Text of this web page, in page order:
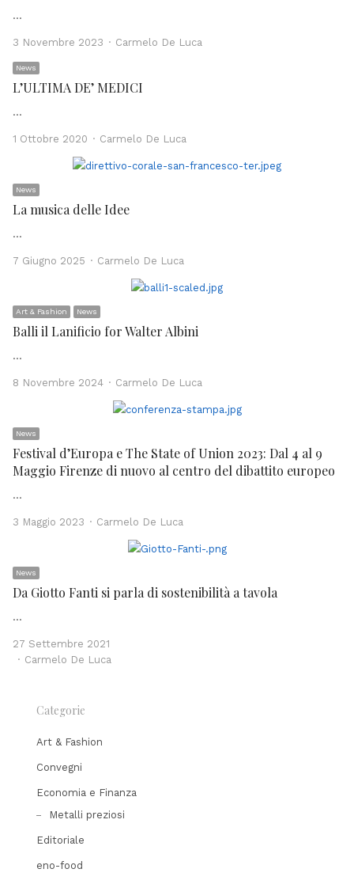
…
3 Novembre 2023 Author
Carmelo De Luca
News
L’ULTIMA DE’ MEDICI
…
1 Ottobre 2020 Author
Carmelo De Luca
News
La musica delle Idee
…
7 Giugno 2025 Author
Carmelo De Luca
Art & Fashion News
Balli il Lanificio for Walter Albini
…
8 Novembre 2024 Author
Carmelo De Luca
News
Festival d’Europa e The State of Union 2023: Dal 4 al 9
Maggio Firenze di nuovo al centro del dibattito europeo
…
3 Maggio 2023 Author
Carmelo De Luca
News
Da Giotto Fanti si parla di sostenibilità a tavola
…
27 Settembre 2021
Author
Carmelo De Luca
Categorie
Art & Fashion
Convegni
Economia e Finanza
Metalli preziosi
Editoriale
eno-food